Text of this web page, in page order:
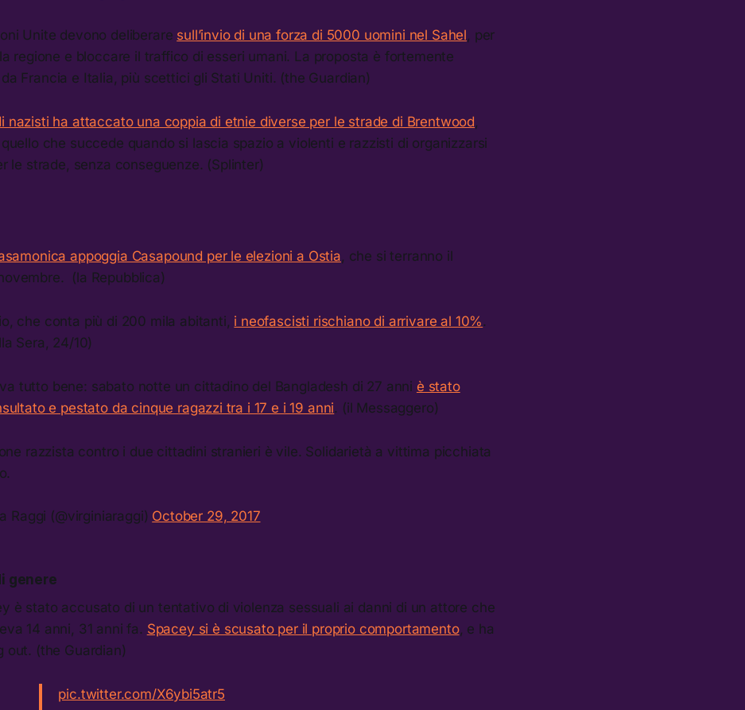
Unite devono deliberare sull’invio di una forza di 5000 uomini nel Sahel , per
regione e bloccare il traffico di esseri umani. La proposta è fortemente
Francia e Italia, più scettici gli Stati Uniti. (the Guardian)
nazisti ha attaccato una coppia di etnie diverse per le strade di Brentwood
che succede quando si lascia spazio a violenti e razzisti di organizzarsi
le strade, senza conseguenze. (Splinter)
appoggia Casapound per le elezioni a Ostia , che si terranno il
(la Repubblica)
che conta più di 200 mila abitanti, i neofascisti rischiano di arrivare al 10% .
Sera, 24/10)
tutto bene: sabato notte un cittadino del Bangladesh di 27 anni è stato
e pestato da cinque ragazzi tra i 17 e i 19 anni. (il Messaggero)
razzista contro i due cittadini stranieri è vile. Solidarietà a vittima picchiata
Raggi (@virginiaraggi) October 29, 2017
genere
è stato accusato di un tentativo di violenza sessuali ai danni di un attore che
14 anni, 31 anni fa. Spacey si è scusato per il proprio comportamento, e ha
out. (the Guardian)
pic.twitter.com/X6ybi5atr5